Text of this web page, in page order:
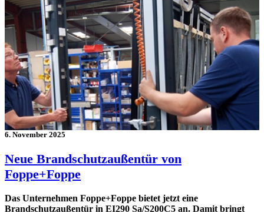
6. November 2025
Neue Brandschutzaußentür von
Foppe+Foppe
Das Unternehmen Foppe+Foppe bietet jetzt eine
Brandschutzaußentür in EI290 Sa/S200C5 an. Damit bringt